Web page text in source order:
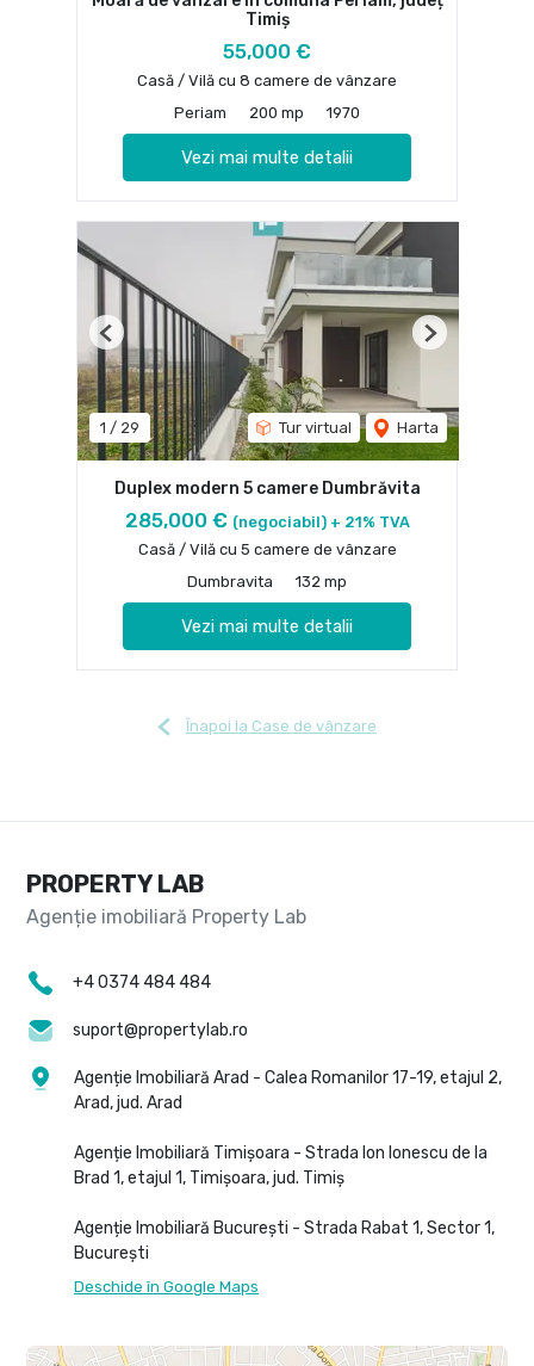
Timiș
55,000 €
Casă / Vilă cu 8 camere de vânzare
Periam
200 mp 1970
Vezi mai multe detalii
1 / 29 Tur virtual Harta
Previous Next
Duplex modern 5 camere Dumbrăvita
285,000 € (negociabil) + 21% TVA
Casă / Vilă cu 5 camere de vânzare
Dumbravita
132 mp
Vezi mai multe detalii
Înapoi la Case de vânzare
PROPERTY LAB
+4 0374 484 484
suport@propertylab.ro
Agenție Imobiliară Arad - Calea Romanilor 17-19, etajul 2,
Arad, jud. Arad
Agenție Imobiliară Timișoara - Strada Ion Ionescu de la
Brad 1, etajul 1, Timișoara, jud. Timiș
Agenție Imobiliară București - Strada Rabat 1, Sector 1,
București
Deschide în Google Maps